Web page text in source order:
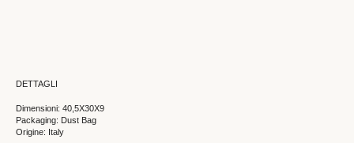
DETTAGLI
Dimensioni: 40,5X30X9
Packaging: Dust Bag
Origine: Italy